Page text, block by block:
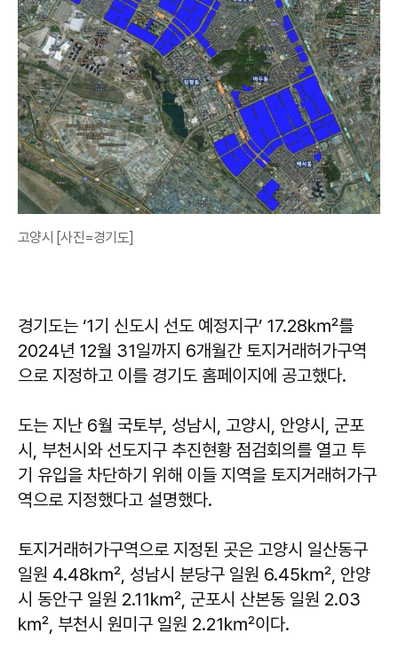
고양시 [사진=경기도]
경기도는 ‘1기 신도시 선도 예정지구’ 17.28㎢를
2024년 12월 31일까지 6개월간 토지거래허가구역
으로 지정하고 이를 경기도 홈페이지에 공고했다.
도는 지난 6월 국토부, 성남시, 고양시, 안양시, 군포
시, 부천시와 선도지구 추진현황 점검회의를 열고 투
기 유입을 차단하기 위해 이들 지역을 토지거래허가구
역으로 지정했다고 설명했다.
토지거래허가구역으로 지정된 곳은 고양시 일산동구
일원 4.48㎢, 성남시 분당구 일원 6.45㎢, 안양
시 동안구 일원 2.11㎢, 군포시 산본동 일원 2.03
㎢, 부천시 원미구 일원 2.21㎢이다.